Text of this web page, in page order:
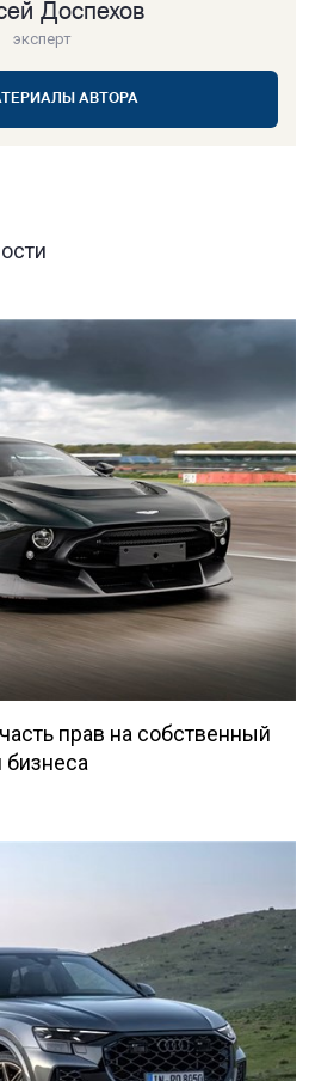
Доспехов
эксперт
АВТОРА
прав на собственный